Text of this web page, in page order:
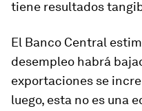
tiene resultados
El Banco Central
desempleo habrá
exportaciones se
luego, esta no es una